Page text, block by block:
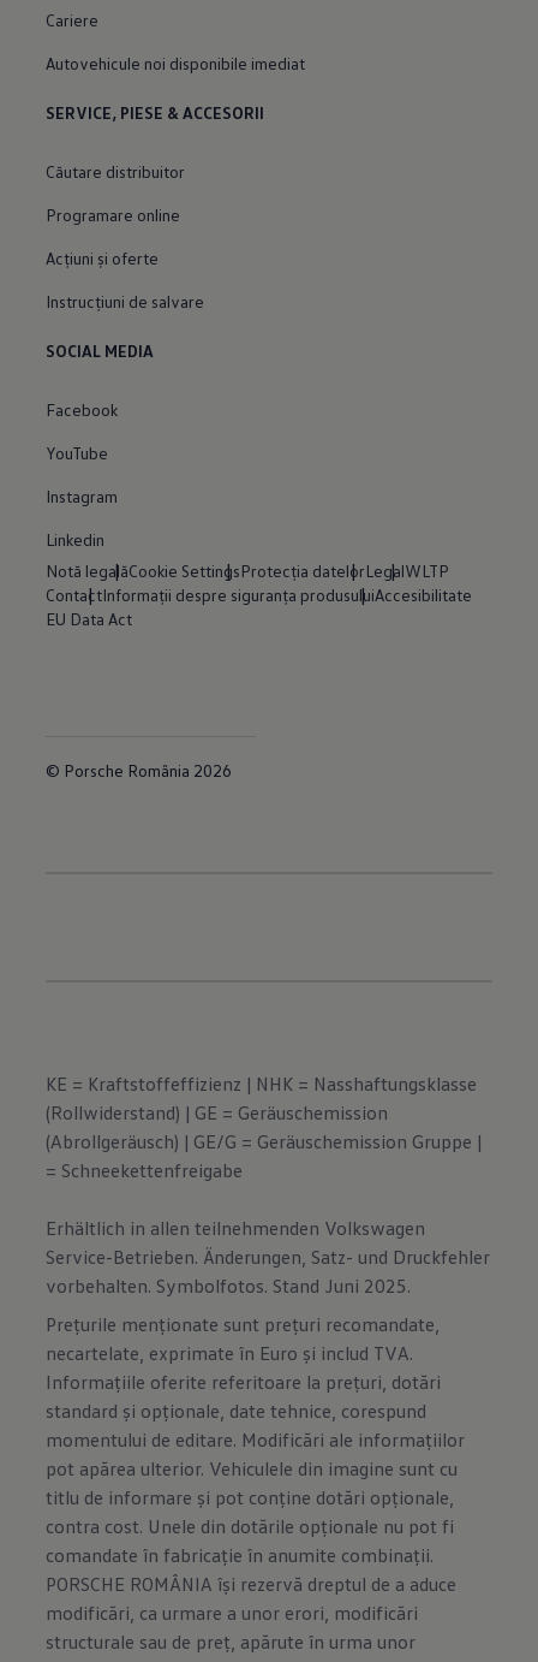
Cariere
Autovehicule noi disponibile imediat
SERVICE, PIESE & ACCESORII
Căutare distribuitor
Programare online
Acțiuni și oferte
Instrucțiuni de salvare
SOCIAL MEDIA
Facebook
YouTube
Instagram
Linkedin
Notă legalăCookie SettingsProtecția datelorLegalWLTP
ContactInformații despre siguranța produsuluiAccesibilitate
EU Data Act
© Porsche România 2026
KE = Kraftstoffeffizienz | NHK = Nasshaftungsklasse
(Rollwiderstand) | GE = Geräuschemission
(Abrollgeräusch) | GE/G = Geräuschemission Gruppe |
= Schneekettenfreigabe
Erhältlich in allen teilnehmenden Volkswagen
Service-Betrieben. Änderungen, Satz- und Druckfehler
vorbehalten. Symbolfotos. Stand Juni 2025.
Prețurile menționate sunt prețuri recomandate,
necartelate, exprimate în Euro și includ TVA.
Informațiile oferite referitoare la prețuri, dotări
standard și opționale, date tehnice, corespund
momentului de editare. Modificări ale informațiilor
pot apărea ulterior. Vehiculele din imagine sunt cu
titlu de informare și pot conține dotări opționale,
contra cost. Unele din dotările opționale nu pot fi
comandate în fabricație în anumite combinații.
PORSCHE ROMÂNIA își rezervă dreptul de a aduce
modificări, ca urmare a unor erori, modificări
structurale sau de preț, apărute în urma unor